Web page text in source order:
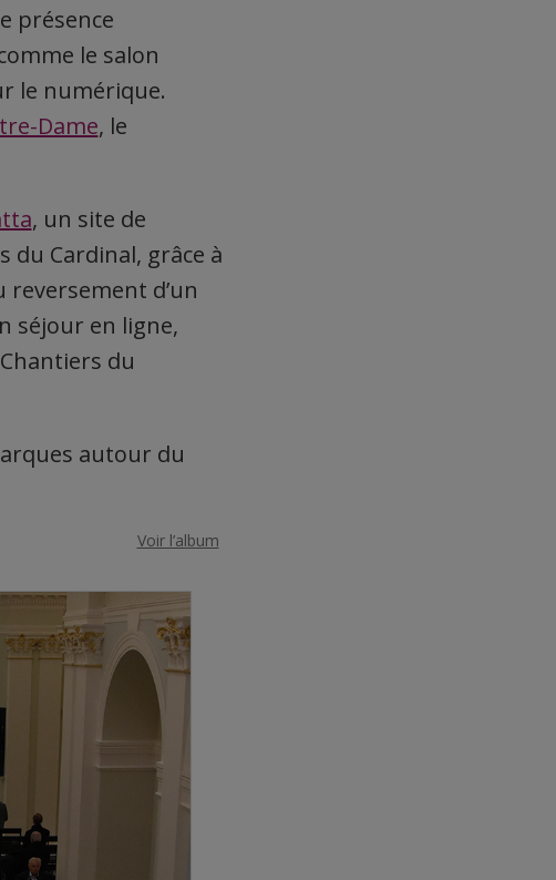
présence
le salon
le numérique.
Dame, le
, un site de
du Cardinal, grâce à
d’un
séjour en ligne,
du
autour du
Voir l’album